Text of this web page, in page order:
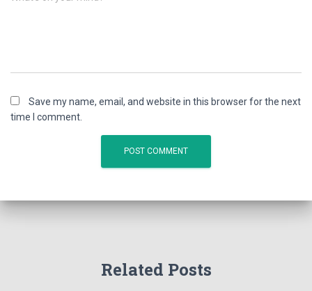
Save my name, email, and website in this browser for the next
time I comment.
Related Posts